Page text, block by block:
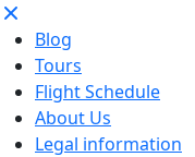
Blog
Tours
Flight Schedule
About Us
Legal information